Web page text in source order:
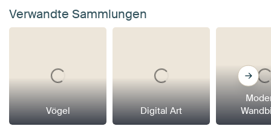
Verwandte Sammlungen
Vögel Digital Art